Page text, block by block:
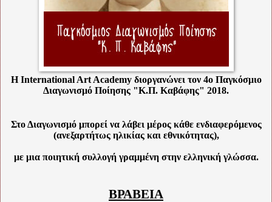
Η International Art Academy διοργανώνει τον 4ο Παγκόσμιο
Διαγωνισμό Ποίησης "K.Π. Καβάφης" 2018.
Στο Διαγωνισμό μπορεί να λάβει μέρος κάθε ενδιαφερόμενος
(ανεξαρτήτως ηλικίας και εθνικότητας),
με μια ποιητική συλλογή γραμμένη στην ελληνική γλώσσα.
ΒΡΑΒΕΙΑ